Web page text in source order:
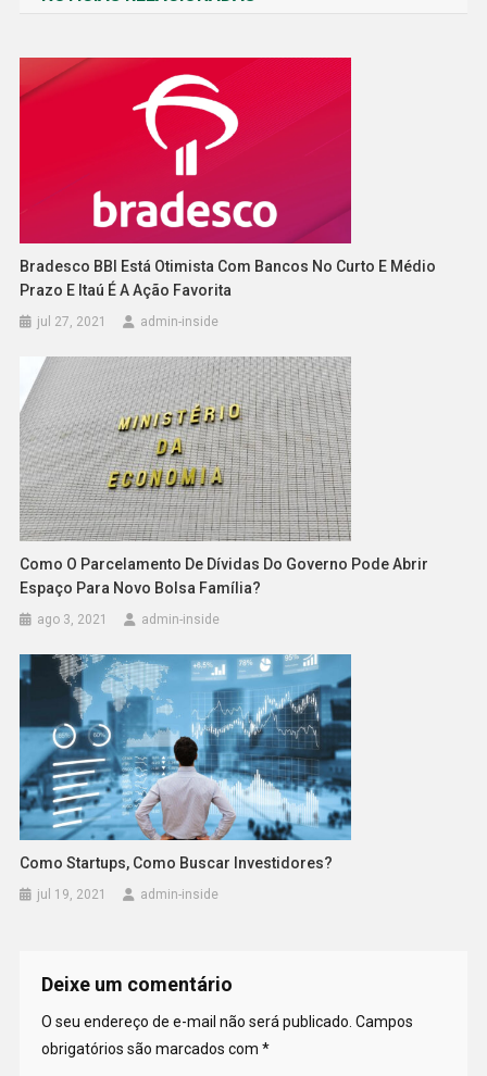
Post
Bradesco BBI Está Otimista Com Bancos No Curto E Médio
Prazo E Itaú É A Ação Favorita
jul 27, 2021 admin-inside
Como O Parcelamento De Dívidas Do Governo Pode Abrir
Espaço Para Novo Bolsa Família?
ago 3, 2021 admin-inside
Como Startups, Como Buscar Investidores?
jul 19, 2021 admin-inside
Deixe um comentário
O seu endereço de e-mail não será publicado. Campos
obrigatórios são marcados com *